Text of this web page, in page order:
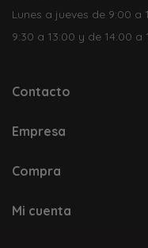
Lunes a jueves de 9:00 a
9:30 a 13:00 y de 14:00 a
Contacto
Empresa
Compra
Mi cuenta